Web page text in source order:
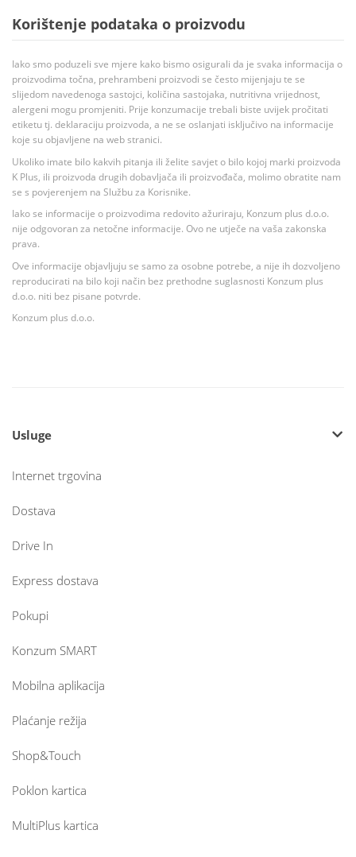
Korištenje podataka o proizvodu
Iako smo poduzeli sve mjere kako bismo osigurali da je svaka informacija o
proizvodima točna, prehrambeni proizvodi se često mijenjaju te se
slijedom navedenoga sastojci, količina sastojaka, nutritivna vrijednost,
alergeni mogu promjeniti. Prije konzumacije trebali biste uvijek pročitati
etiketu tj. deklaraciju proizvoda, a ne se oslanjati isključivo na informacije
koje su objavljene na web stranici.
Ukoliko imate bilo kakvih pitanja ili želite savjet o bilo kojoj marki proizvoda
K Plus, ili proizvoda drugih dobavljača ili proizvođača, molimo obratite nam
se s povjerenjem na Službu za Korisnike.
Iako se informacije o proizvodima redovito ažuriraju, Konzum plus d.o.o.
nije odgovoran za netočne informacije. Ovo ne utječe na vaša zakonska
prava.
Ove informacije objavljuju se samo za osobne potrebe, a nije ih dozvoljeno
reproducirati na bilo koji način bez prethodne suglasnosti Konzum plus
d.o.o. niti bez pisane potvrde.
Konzum plus d.o.o.
Usluge
Internet trgovina
Dostava
Drive In
Express dostava
Pokupi
Konzum SMART
Mobilna aplikacija
Plaćanje režija
Shop&Touch
Poklon kartica
MultiPlus kartica